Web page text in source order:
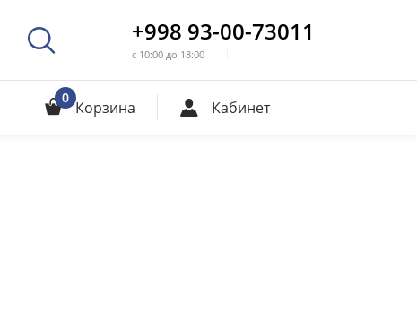
+998 93-00-73011
с 10:00 до 18:00
0 Корзина Кабинет